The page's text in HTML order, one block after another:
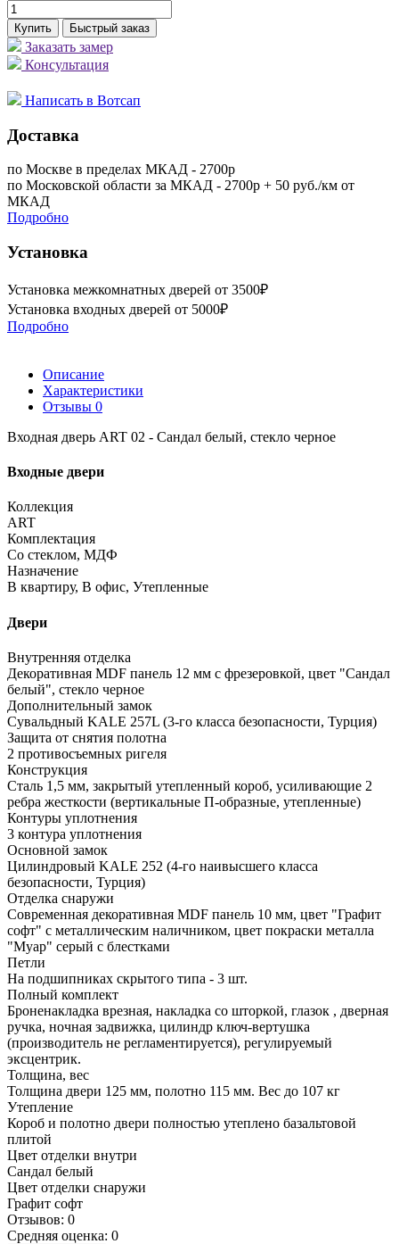
Купить Быстрый заказ
Заказать замер
Консультация
Написать в Вотсап
Доставка
по Москве в пределах МКАД - 2700р
по Московской области за МКАД - 2700р + 50 руб./км от
МКАД
Подробно
Установка
Установка межкомнатных дверей от 3500₽
Установка входных дверей от 5000₽
Подробно
Описание
Характеристики
Отзывы 0
Входная дверь ART 02 - Сандал белый, стекло черное
Входные двери
Коллекция
ART
Комплектация
Со стеклом, МДФ
Назначение
В квартиру, В офис, Утепленные
Двери
Внутренняя отделка
Декоративная MDF панель 12 мм с фрезеровкой, цвет "Сандал
белый", стекло черное
Дополнительный замок
Сувальдный KALE 257L (3-го класса безопасности, Турция)
Защита от снятия полотна
2 противосъемных ригеля
Конструкция
Сталь 1,5 мм, закрытый утепленный короб, усиливающие 2
ребра жесткости (вертикальные П-образные, утепленные)
Контуры уплотнения
3 контура уплотнения
Основной замок
Цилиндровый KALE 252 (4-го наивысшего класса
безопасности, Турция)
Отделка снаружи
Современная декоративная MDF панель 10 мм, цвет "Графит
софт" с металлическим наличником, цвет покраски металла
"Муар" серый с блестками
Петли
На подшипниках скрытого типа - 3 шт.
Полный комплект
Броненакладка врезная, накладка со шторкой, глазок , дверная
ручка, ночная задвижка, цилиндр ключ-вертушка
(производитель не регламентируется), регулируемый
эксцентрик.
Толщина, вес
Толщина двери 125 мм, полотно 115 мм. Вес до 107 кг
Утепление
Короб и полотно двери полностью утеплено базальтовой
плитой
Цвет отделки внутри
Сандал белый
Цвет отделки снаружи
Графит софт
Отзывов: 0
Средняя оценка: 0